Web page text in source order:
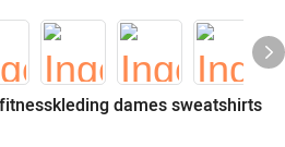
dames sweatshirts